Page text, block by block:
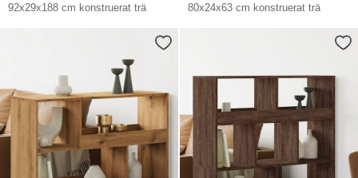
92x29x188 cm konstruerat trä
80x24x63 cm konstruerat trä